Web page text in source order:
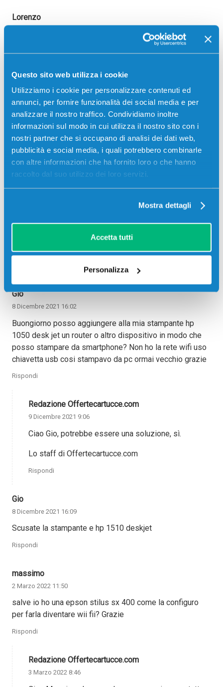
Questo sito web utilizza i cookie
Utilizziamo i cookie per personalizzare contenuti ed
annunci, per fornire funzionalità dei social media e per
analizzare il nostro traffico. Condividiamo inoltre
informazioni sul modo in cui utilizza il nostro sito con i
nostri partner che si occupano di analisi dei dati web,
pubblicità e social media, i quali potrebbero combinarle
con altre informazioni che ha fornito loro o che hanno
raccolto dal suo utilizzo dei loro servizi.
Mostra dettagli
Accetta tutti
Personalizza
Lorenzo
Ciao ho una stampante hp laser jet pro mfp m28a posso
che quindi dovrebbe rimanere sempre acceso? P.s. ho
che era possibile ma l’ho lasciato perdere e ora non so
più che fare
Rispondi
Redazione Offertecartucce.com
9 Settembre 2021 16:34
assistenza clienti è sempre disponibile a risolvere i
Lo staff di Offertecartucce.com
Gio
8 Dicembre 2021 16:02
Buongiorno posso aggiungere alla mia stampante hp
1050 desk jet un router o altro dispositivo in modo che
posso stampare da smartphone? Non ho la rete wifi uso
chiavetta usb cosi stampavo da pc ormai vecchio grazie
Rispondi
Redazione Offertecartucce.com
9 Dicembre 2021 9:06
Ciao Gio, potrebbe essere una soluzione, sì.
Lo staff di Offertecartucce.com
Rispondi
Gio
8 Dicembre 2021 16:09
Scusate la stampante e hp 1510 deskjet
Rispondi
massimo
2 Marzo 2022 11:50
salve io ho una epson stilus sx 400 come la configuro
per farla diventare wii fii? Grazie
Rispondi
Redazione Offertecartucce.com
3 Marzo 2022 8:46